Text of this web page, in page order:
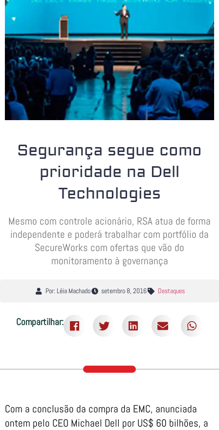
Segurança segue como
prioridade na Dell
Technologies
Mesmo com controle acionário, RSA atua de forma
independente e poderá trabalhar com portfólio da
SecureWorks com ofertas que vão do
monitoramento à governança
Por: Léia Machado setembro 8, 2016 Destaques
Compartilhar:
Com a conclusão da compra da EMC, anunciada
ontem pelo CEO Michael Dell por US$ 60 bilhões, a